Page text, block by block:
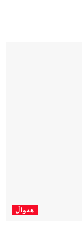
هەواڵ